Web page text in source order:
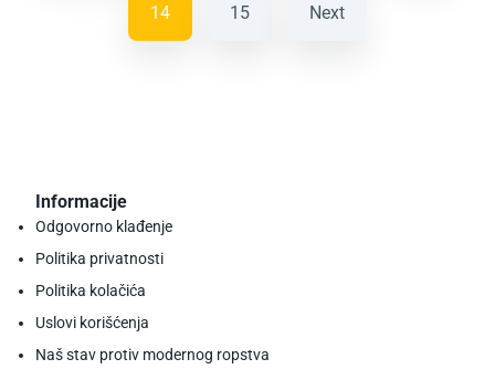
14 15 Next
Informacije
Odgovorno klađenje
Politika privatnosti
Politika kolačića
Uslovi korišćenja
Naš stav protiv modernog ropstva